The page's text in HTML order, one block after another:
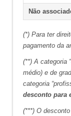
Não
(*) Para ter
pagamento da
(**) A categoria
médio) e de
categoria
desconto para
(***) O